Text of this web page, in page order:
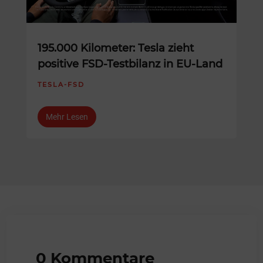
195.000 Kilometer: Tesla zieht
positive FSD-Testbilanz in EU-Land
TESLA-FSD
Mehr Lesen
0 Kommentare